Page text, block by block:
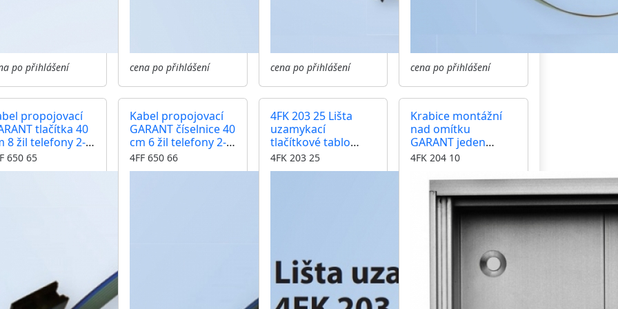
po přihlášení cena po přihlášení cena po přihlášení cena po přihlášení
propojovací
tlačítka 40
8 žil telefony 2-
a videotelefony
650 65
Kabel propojovací
GARANT číselnice 40
cm 6 žil telefony 2-
BUS a videotelefony
4FF 650 66
4FK 203 25 Lišta
uzamykací
tlačítkové tablo
GARANT
4FK 203 25
Krabice montážní
nad omítku
GARANT jeden
modul hliníkový
4FK 204 10